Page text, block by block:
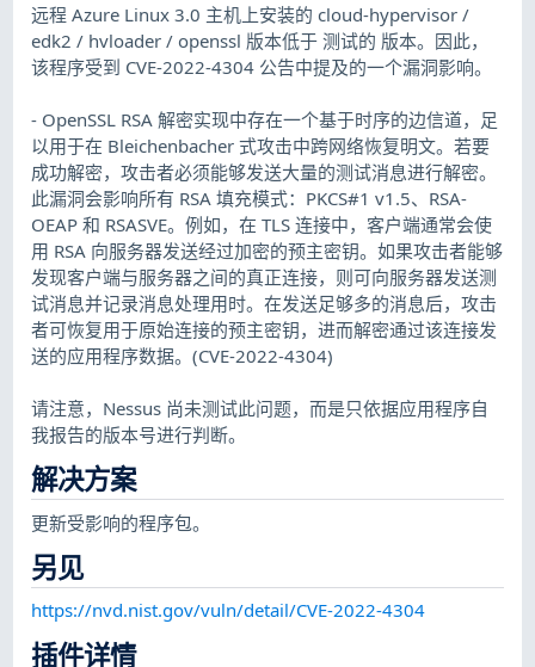
远程 Azure Linux 3.0 主机上安装的 cloud-hypervisor /
edk2 / hvloader / openssl 版本低于 测试的 版本。因此，
该程序受到 CVE-2022-4304 公告中提及的一个漏洞影响。
- OpenSSL RSA 解密实现中存在一个基于时序的边信道，足
以用于在 Bleichenbacher 式攻击中跨网络恢复明文。若要
成功解密，攻击者必须能够发送大量的测试消息进行解密。
此漏洞会影响所有 RSA 填充模式：PKCS#1 v1.5、RSA-
OEAP 和 RSASVE。例如，在 TLS 连接中，客户端通常会使
用 RSA 向服务器发送经过加密的预主密钥。如果攻击者能够
发现客户端与服务器之间的真正连接，则可向服务器发送测
试消息并记录消息处理用时。在发送足够多的消息后，攻击
者可恢复用于原始连接的预主密钥，进而解密通过该连接发
送的应用程序数据。(CVE-2022-4304)
请注意，Nessus 尚未测试此问题，而是只依据应用程序自
我报告的版本号进行判断。
解决方案
更新受影响的程序包。
另见
https://nvd.nist.gov/vuln/detail/CVE-2022-4304
插件详情